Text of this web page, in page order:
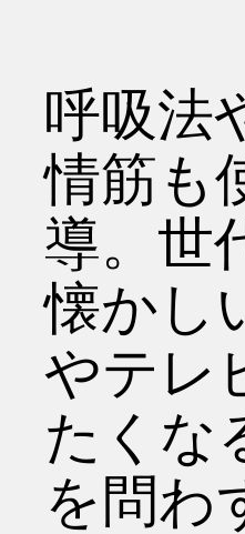
呼吸法
情筋も
導。世
懐かし
やテレ
たくな
を問わ